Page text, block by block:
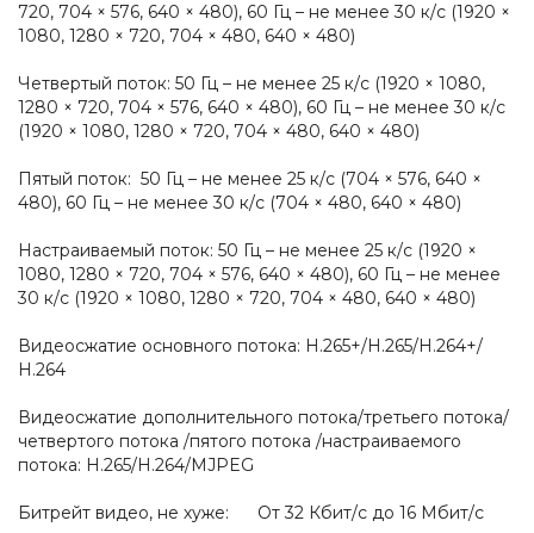
720, 704 × 576, 640 × 480), 60 Гц – не менее 30 к/с (1920 ×
1080, 1280 × 720, 704 × 480, 640 × 480)
Четвертый поток: 50 Гц – не менее 25 к/с (1920 × 1080,
1280 × 720, 704 × 576, 640 × 480), 60 Гц – не менее 30 к/с
(1920 × 1080, 1280 × 720, 704 × 480, 640 × 480)
Пятый поток: 50 Гц – не менее 25 к/с (704 × 576, 640 ×
480), 60 Гц – не менее 30 к/с (704 × 480, 640 × 480)
Настраиваемый поток: 50 Гц – не менее 25 к/с (1920 ×
1080, 1280 × 720, 704 × 576, 640 × 480), 60 Гц – не менее
30 к/с (1920 × 1080, 1280 × 720, 704 × 480, 640 × 480)
Видеосжатие основного потока: H.265+/H.265/H.264+/
H.264
Видеосжатие дополнительного потока/третьего потока/
четвертого потока /пятого потока /настраиваемого
потока: H.265/H.264/MJPEG
Битрейт видео, не хуже: От 32 Кбит/с до 16 Мбит/с